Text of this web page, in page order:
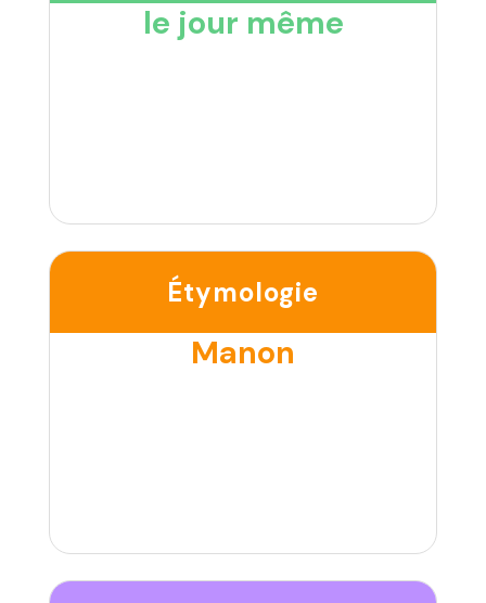
le jour même
Étymologie
Manon